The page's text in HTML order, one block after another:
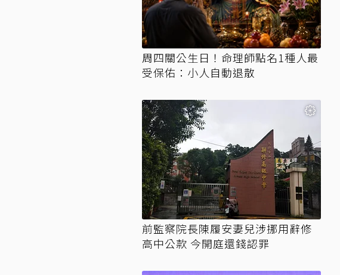
周四關公生日！命理師點名1種人最
受保佑：小人自動退散
前監察院長陳履安妻兒涉挪用辭修
高中公款 今開庭還錢認罪